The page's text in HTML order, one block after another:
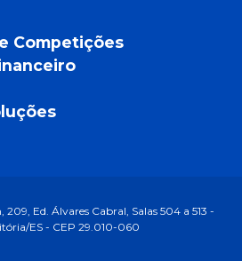
Competições
Ed. Álvares Cabral, Salas 504 a 513 -
ES - CEP 29.010-060